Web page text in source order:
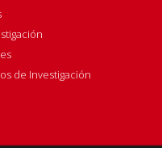
de Investigación